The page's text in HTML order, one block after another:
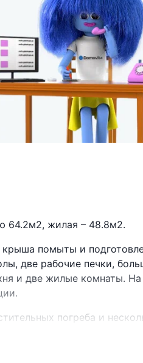
64.2м2, жилая – 48.8м2.
помыты и
две рабочие печки,
и две жилые комнаты.
погреба и
в окружении грибных
дом культуры. Прямо к